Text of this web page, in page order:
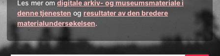
Les mer om digitale arkiv- og museumsmateriale i
denne tjenesten og resultater av den bredere
materialundersøkelsen.